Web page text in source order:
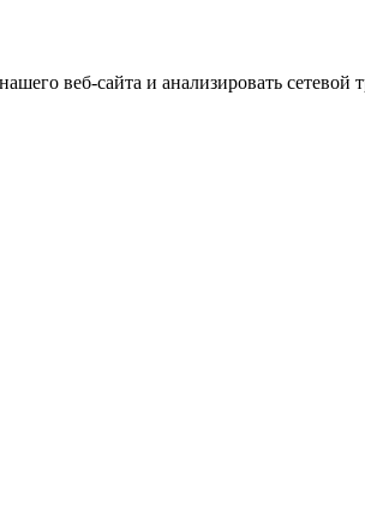
веб-сайта и анализировать сетевой